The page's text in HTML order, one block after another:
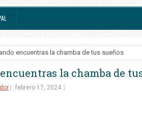
encuentras la chamba de tus sueños
la chamba de
febrero 17, 2024